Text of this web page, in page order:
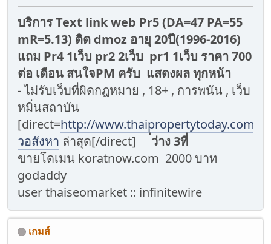
บริการ Text link web Pr5 (DA=47 PA=55
mR=5.13) ติด dmoz อายุ 20ปี(1996-2016)
แถม Pr4 1เว็บ pr2 2เว็บ pr1 1เว็บ ราคา 700
ต่อ เดือน สนใจPM ครับ แสดงผล ทุกหน้า
- ไม่รับเว็บที่ผิดกฎหมาย , 18+ , การพนัน , เว็บ
หมิ่นสถาบัน
[direct=http://www.thaipropertytoday.com/]
วอสังหา ล่าสุด[/direct] ่ว่าง 3ที่
ขายโดเมน koratnow.com 2000 บาท
godaddy
user thaiseomarket :: infinitewire
เกมส์